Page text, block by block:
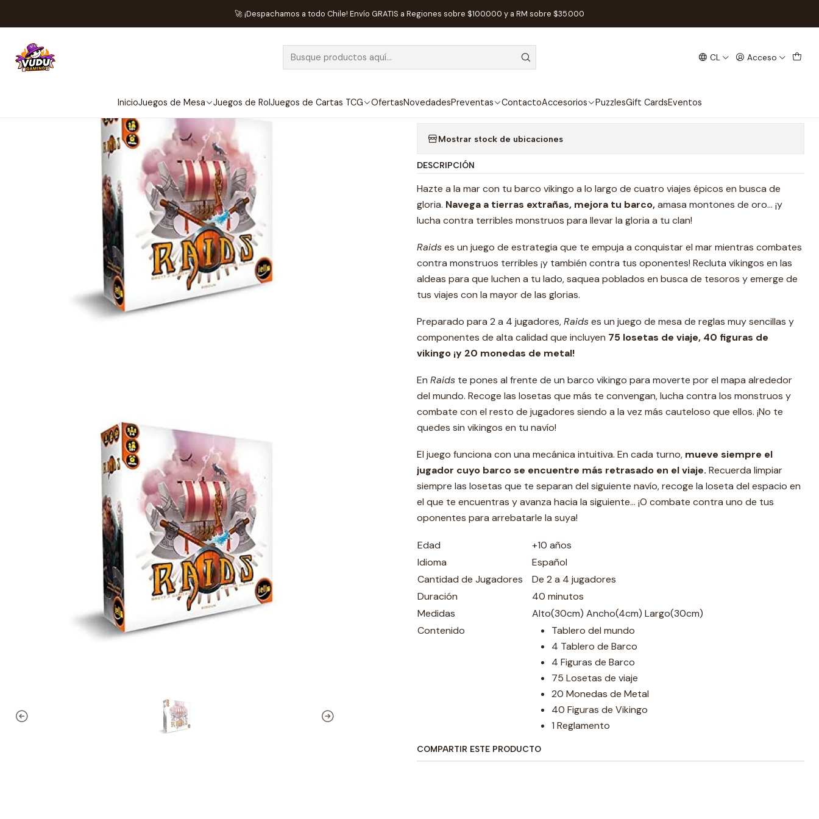
CL Acceso
InicioJuegos de Mesa Juegos de RolJuegos de Cartas TCG OfertasNovedadesPreventas ContactoAccesorios PuzzlesGift CardsEventos
🚀 ¡Despachamos a todo Chile! Envío GRATIS a Regiones sobre $100.000 y a RM sobre $35.000
Inicio Juegos de Mesa Competitivos Raids - Español
AGOTADO Raids - Español
Agregar a la lista de favoritos
Mostrar stock de ubicaciones
DESCRIPCIÓN
Hazte a la mar con tu barco vikingo a lo largo de cuatro viajes épicos en busca de
gloria. Navega a tierras extrañas, mejora tu barco,amasa montones de oro… ¡y
lucha contra terribles monstruos para llevar la gloria a tu clan!
Raidses un juego de estrategia que te empuja a conquistar el mar mientras combates
contra monstruos terribles ¡y también contra tus oponentes! Recluta vikingos en las
aldeas para que luchen a tu lado, saquea poblados en busca de tesoros y emerge de
tus viajes con la mayor de las glorias.
Preparado para 2 a 4 jugadores,Raidses un juego de mesa de reglas muy sencillas y
componentes de alta calidad que incluyen 75 losetas de viaje, 40 figuras de
vikingo ¡y 20 monedas de metal!
En Raids te pones al frente de un barco vikingo para moverte por el mapa alrededor
del mundo. Recoge las losetas que más te convengan, lucha contra los monstruos y
combate con el resto de jugadores siendo a la vez más cauteloso que ellos. ¡No te
quedes sin vikingos en tu navío!
El juego funciona con una mecánica intuitiva. En cada turno, mueve siempre el
jugador cuyo barco se encuentre más retrasado en el viaje. Recuerda limpiar
siempre las losetas que te separan del siguiente navío, recoge la loseta del espacio en
el que te encuentras y avanza hacia la siguiente… ¡O combate contra uno de tus
oponentes para arrebatarle la suya!
Edad
+10 años
Idioma
Español
Cantidad de Jugadores
De 2 a 4 jugadores
Duración
40 minutos
Medidas
Alto(30cm) Ancho(4cm) Largo(30cm)
Contenido
Tablero del mundo
4 Tablero de Barco
4 Figuras de Barco
75 Losetas de viaje
20 Monedas de Metal
40 Figuras de Vikingo
1 Reglamento
COMPARTIR ESTE PRODUCTO